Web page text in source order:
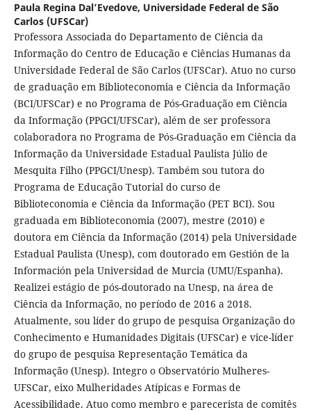
Paula Regina Dal’Evedove, Universidade Federal de São
Carlos (UFSCar)
Professora Associada do Departamento de Ciência da
Informação do Centro de Educação e Ciências Humanas da
Universidade Federal de São Carlos (UFSCar). Atuo no curso
de graduação em Biblioteconomia e Ciência da Informação
(BCI/UFSCar) e no Programa de Pós-Graduação em Ciência
da Informação (PPGCI/UFSCar), além de ser professora
colaboradora no Programa de Pós-Graduação em Ciência da
Informação da Universidade Estadual Paulista Júlio de
Mesquita Filho (PPGCI/Unesp). Também sou tutora do
Programa de Educação Tutorial do curso de
Biblioteconomia e Ciência da Informação (PET BCI). Sou
graduada em Biblioteconomia (2007), mestre (2010) e
doutora em Ciência da Informação (2014) pela Universidade
Estadual Paulista (Unesp), com doutorado em Gestión de la
Información pela Universidad de Murcia (UMU/Espanha).
Realizei estágio de pós-doutorado na Unesp, na área de
Ciência da Informação, no período de 2016 a 2018.
Atualmente, sou líder do grupo de pesquisa Organização do
Conhecimento e Humanidades Digitais (UFSCar) e vice-líder
do grupo de pesquisa Representação Temática da
Informação (Unesp). Integro o Observatório Mulheres-
UFSCar, eixo Mulheridades Atípicas e Formas de
Acessibilidade. Atuo como membro e parecerista de comitês